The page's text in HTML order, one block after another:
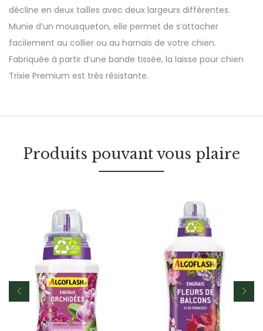
décline en deux tailles avec deux largeurs différentes.
Munie d’un mousqueton, elle permet de s’attacher
facilement au collier ou au harnais de votre chien.
Fabriquée à partir d’une bande tissée, la laisse pour chien
Trixie Premium est très résistante.
Produits pouvant vous plaire